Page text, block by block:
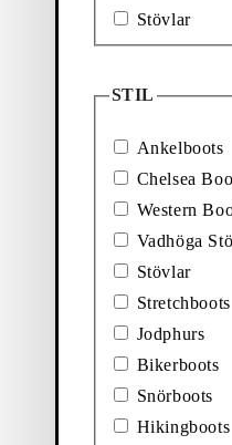
(Mörkbrun, Mocka)
Pris:
2 700kr
Svart, Skinn
Lägg till
Stövlar
STIL
Ankelboots
Chelsea
Western
Vadhöga
Stövlar
Stretchboots
Jodphurs
Bikerboots
Snörboots
Hikingboots